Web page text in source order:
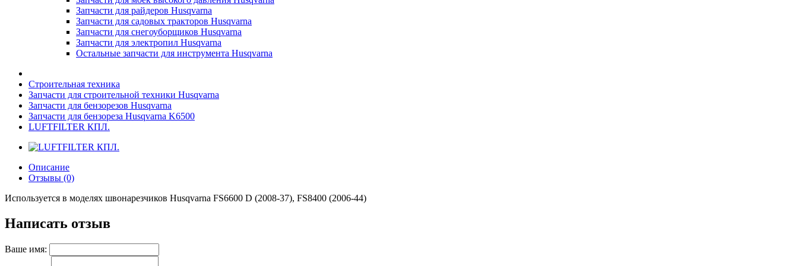
Запчасти для райдеров Husqvarna
Запчасти для садовых тракторов Husqvarna
Запчасти для снегоуборщиков Husqvarna
Запчасти для электропил Husqvarna
Остальные запчасти для инструмента Husqvarna
Строительная техника
Запчасти для строительной техники Husqvarna
Запчасти для бензорезов Husqvarna
Запчасти для бензореза Husqvarna K6500
LUFTFILTER КПЛ.
Описание
Отзывы (0)
Используется в моделях швонарезчиков Husqvarna FS6600 D (2008-37), FS8400 (2006-44)
Написать отзыв
Ваше имя: